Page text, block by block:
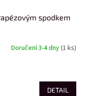
spodkem
Doručení 3-4 dny(1 ks)
DETAIL